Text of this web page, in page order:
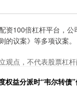
倍杠杆平台，公
议案》等多项议案。
观点，不代表股票杠
益分派时“韦尔转债